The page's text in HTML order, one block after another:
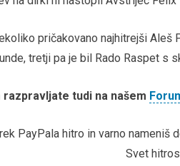
pričakovano najhitrejši Aleš
tretji pa je bil Rado Raspet s
tudi na našem
PayPala hitro in varno nameniš
Svet